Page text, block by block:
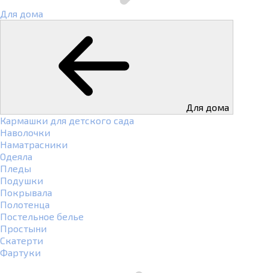
Для дома
Для дома
Кармашки для детского сада
Наволочки
Наматрасники
Одеяла
Пледы
Подушки
Покрывала
Полотенца
Постельное белье
Простыни
Скатерти
Фартуки